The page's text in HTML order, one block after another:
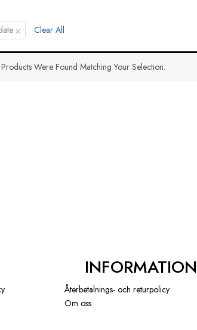
× Clear All
Were Found Matching Your Selection.
INFORMATION
Återbetalnings- och returpolicy
Om oss